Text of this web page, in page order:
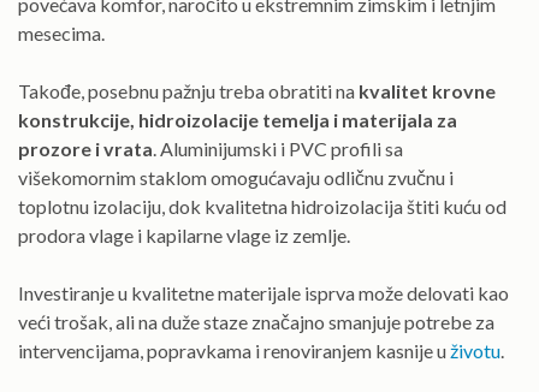
povećava komfor, naročito u ekstremnim zimskim i letnjim
mesecima.
Takođe, posebnu pažnju treba obratiti na kvalitet krovne
konstrukcije, hidroizolacije temelja i materijala za
prozore i vrata. Aluminijumski i PVC profili sa
višekomornim staklom omogućavaju odličnu zvučnu i
toplotnu izolaciju, dok kvalitetna hidroizolacija štiti kuću od
prodora vlage i kapilarne vlage iz zemlje.
Investiranje u kvalitetne materijale isprva može delovati kao
veći trošak, ali na duže staze značajno smanjuje potrebe za
intervencijama, popravkama i renoviranjem kasnije uživotu.